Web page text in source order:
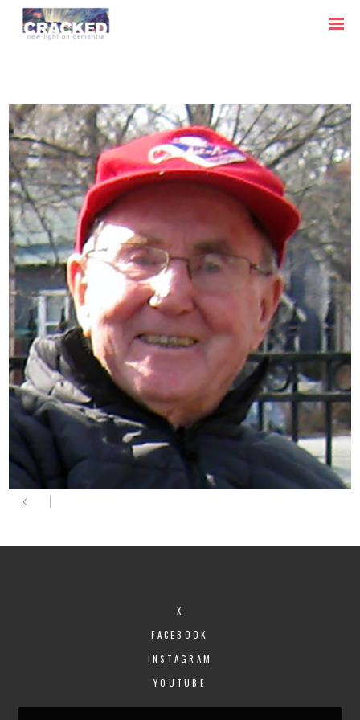
X
FACEBOOK
INSTAGRAM
YOUTUBE